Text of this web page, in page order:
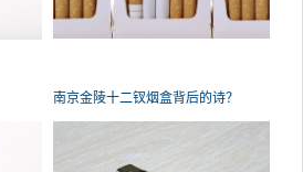
南京金陵十二钗烟盒背后的诗？